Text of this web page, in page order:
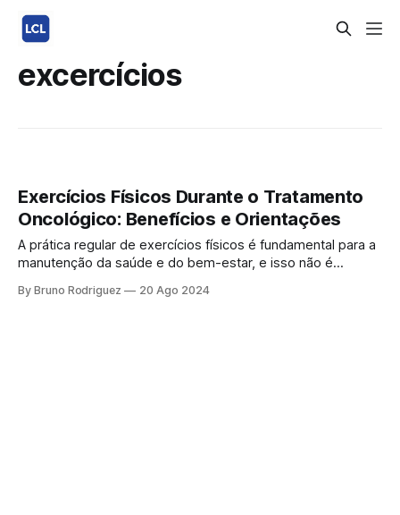
excercícios
Exercícios Físicos Durante o Tratamento
Oncológico: Benefícios e Orientações
A prática regular de exercícios físicos é fundamental para a
manutenção da saúde e do bem-estar, e isso não é
contra o câncer, a atividade física pode proporcionar
By Bruno Rodriguez 20 Ago 2024